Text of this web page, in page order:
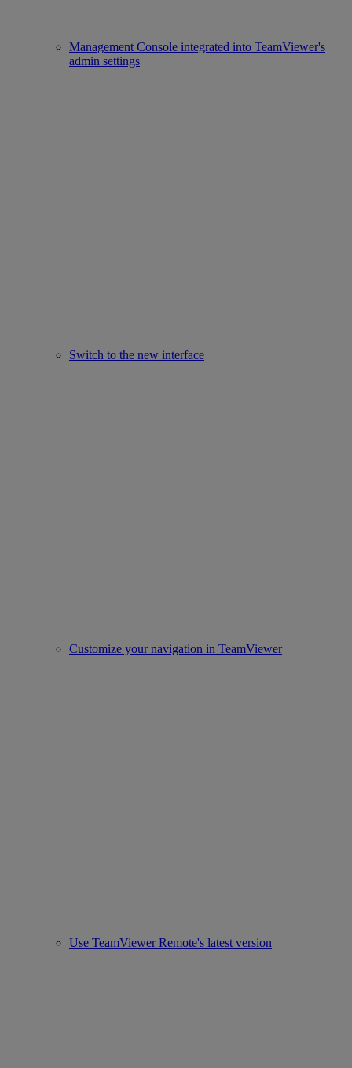
Management Console integrated into TeamViewer's
admin settings
Switch to the new interface
Customize your navigation in TeamViewer
Use TeamViewer Remote's latest version